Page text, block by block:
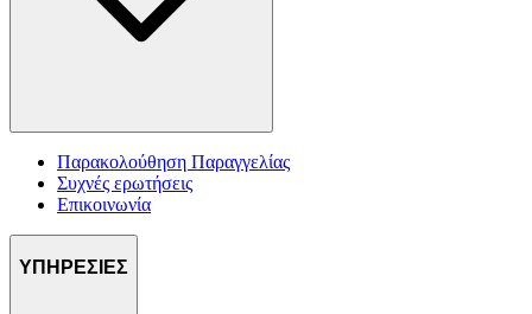
Παρακολούθηση Παραγγελίας
Συχνές ερωτήσεις
Επικοινωνία
ΥΠΗΡΕΣΙΕΣ